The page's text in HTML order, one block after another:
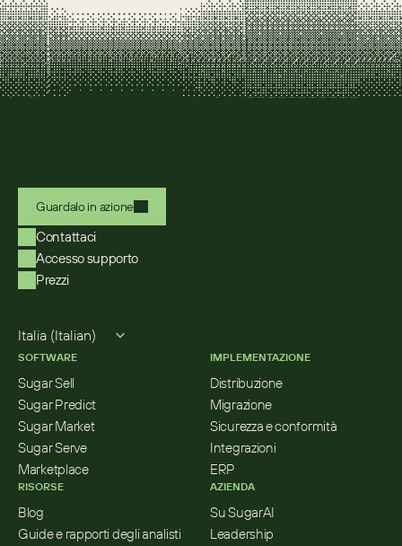
Guardalo in azione
Contattaci
Accesso supporto
Prezzi
Italia (Italian)
SOFTWARE
Sugar Sell
Sugar Predict
Sugar Market
Sugar Serve
Marketplace
RISORSE
Blog
Guide e rapporti degli analisti
IMPLEMENTAZIONE
Distribuzione
Migrazione
Sicurezza e conformità
Integrazioni
ERP
AZIENDA
Su SugarAI
Leadership